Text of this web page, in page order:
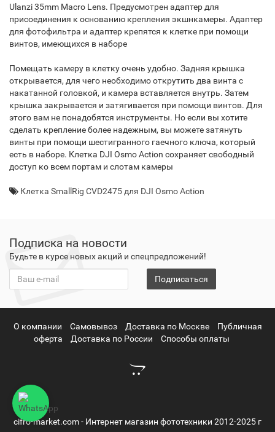
Ulanzi 35mm Macro Lens. Предусмотрен адаптер для
присоединения к основанию крепления экшнкамеры. Адаптер
для фотофильтра и адаптер крепятся к клетке при помощи
винтов, имеющихся в наборе
Помещать камеру в клетку очень удобно. Задняя крышка
открывается, для чего необходимо открутить два винта с
накатанной головкой, и камера вставляется внутрь. Затем
крышка закрывается и затягивается при помощи винтов. Для
этого вам не понадобятся инструменты. Но если вы хотите
сделать крепление более надежным, вы можете затянуть
винты при помощи шестигранного гаечного ключа, который
есть в наборе. Клетка DJI Osmo Action сохраняет свободный
доступ ко всем портам и слотам камеры
Клетка SmallRig CVD2475 для DJI Osmo Action
Подписка на новости
Будьте в курсе новых акций и спецпредложений!
Подписаться
О компании Самовывоз Доставка по Москве
Публичная
оферта
Доставка по России Способы оплаты
cifro-market.com - Интернет магазин фототехники 2012-2025 г